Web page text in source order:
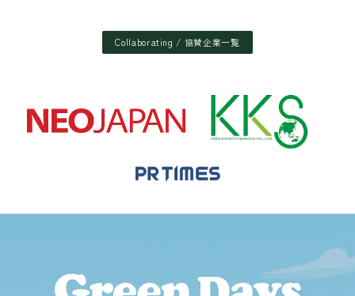
Collaborating / 協賛企業一覧
Green